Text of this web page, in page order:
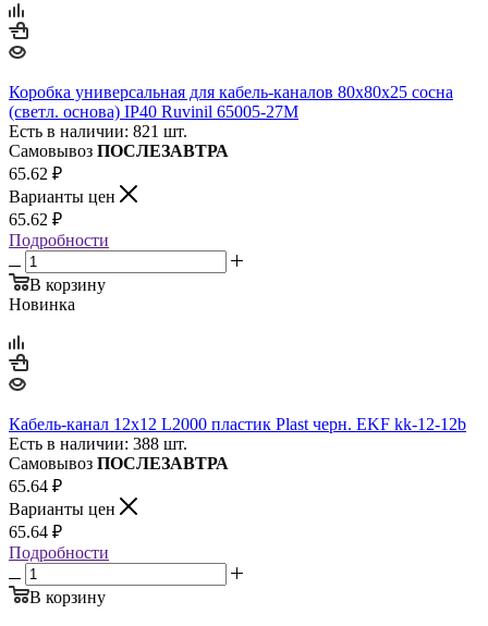
Коробка универсальная для кабель-каналов 80х80х25 сосна
(светл. основа) IP40 Ruvinil 65005-27М
Есть в наличии: 821 шт.
Самовывоз ПОСЛЕЗАВТРА
65.62 ₽
Варианты цен
65.62 ₽
Подробности
В корзину
Новинка
Кабель-канал 12х12 L2000 пластик Plast черн. EKF kk-12-12b
Есть в наличии: 388 шт.
Самовывоз ПОСЛЕЗАВТРА
65.64 ₽
Варианты цен
65.64 ₽
Подробности
В корзину